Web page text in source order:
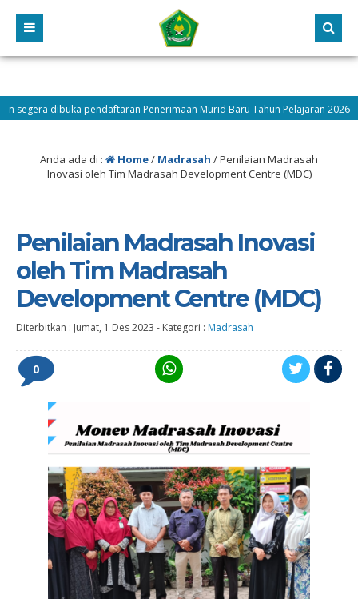
dibuka pendaftaran Penerimaan Murid Baru Tahun Pelajaran 2026/2027
Anda ada di : Home/ Madrasah /Penilaian Madrasah
Inovasi oleh Tim Madrasah Development Centre (MDC)
Penilaian Madrasah Inovasi
oleh Tim Madrasah
Development Centre (MDC)
Diterbitkan : Jumat, 1 Des 2023 - Kategori : Madrasah
0